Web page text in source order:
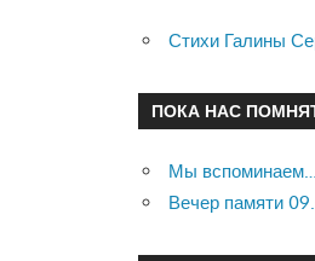
Стихи Галины
ПОКА НАС
Мы вспоминаем…
Вечер памяти